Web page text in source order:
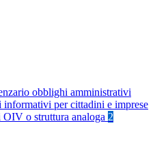
obblighi amministrativi
informativi per cittadini e imprese
OIV o struttura analoga 2